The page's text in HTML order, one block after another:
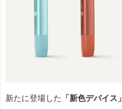
新たに登場した 「新色デバイス」